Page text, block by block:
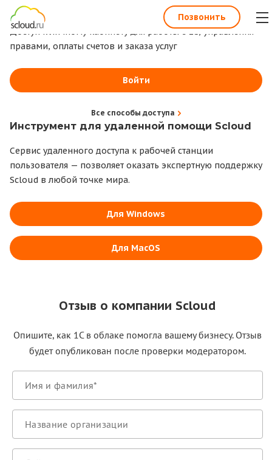
1С всегда под рукой
Доступ к личному кабинету для работы с 1С, управления
правами, оплаты счетов и заказа услуг
Войти
Все способы доступа
Инструмент для удаленной помощи Scloud
Сервис удаленного доступа к рабочей станции
пользователя — позволяет оказать экспертную поддержку
Scloud в любой точке мира.
Для Windows
Для MacOS
Позвонить
Отзыв о компании Scloud
Опишите, как 1С в облаке помогла вашему бизнесу. Отзыв
будет опубликован после проверки модератором.